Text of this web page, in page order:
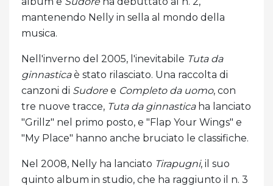
mantenendo Nelly in sella al mondo della
musica.
Nell'inverno del 2005, l'inevitabile Tuta da
ginnasticaè stato rilasciato. Una raccolta di
canzoni di Sudoree Completo da uomo, con
tre nuove tracce, Tuta da ginnasticaha lanciato
"Grillz" nel primo posto, e "Flap Your Wings" e
"My Place" hanno anche bruciato le classifiche.
Nel 2008, Nelly ha lanciato Tirapugni, il suo
quinto album in studio, che ha raggiunto il n. 3